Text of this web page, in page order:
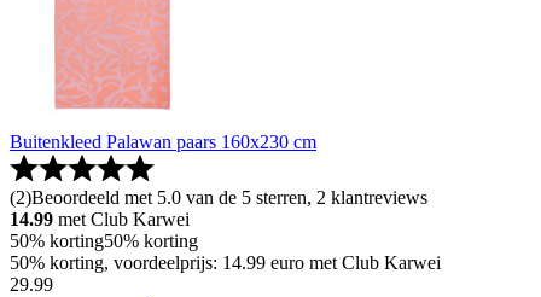
Buitenkleed Palawan paars 160x230 cm
(2)Beoordeeld met 5.0 van de 5 sterren, 2 klantreviews
14.99 met Club Karwei
50% korting50% korting
50% korting, voordeelprijs: 14.99 euro met Club Karwei
29.99